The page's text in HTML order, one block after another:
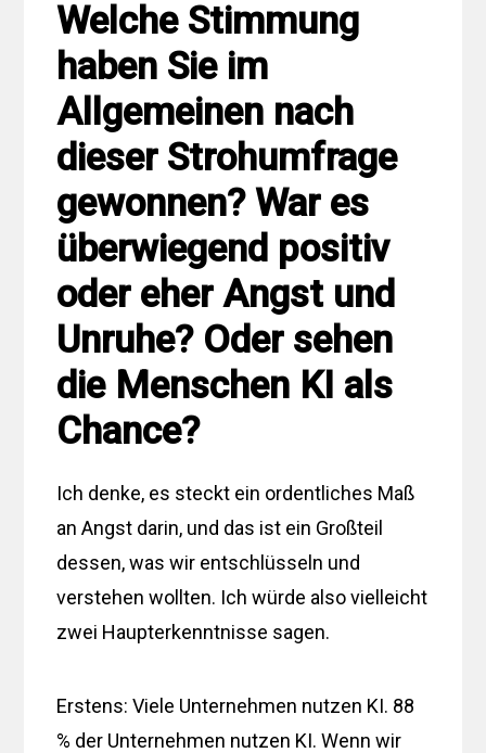
Welche Stimmung
haben Sie im
Allgemeinen nach
dieser Strohumfrage
gewonnen? War es
überwiegend positiv
oder eher Angst und
Unruhe? Oder sehen
die Menschen KI als
Chance?
Ich denke, es steckt ein ordentliches Maß
an Angst darin, und das ist ein Großteil
dessen, was wir entschlüsseln und
verstehen wollten. Ich würde also vielleicht
zwei Haupterkenntnisse sagen.
Erstens: Viele Unternehmen nutzen KI. 88
% der Unternehmen nutzen KI. Wenn wir